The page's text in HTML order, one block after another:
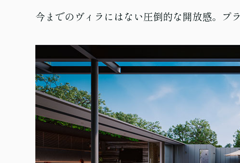
今までのヴィラにはない圧倒的な開放感。プ